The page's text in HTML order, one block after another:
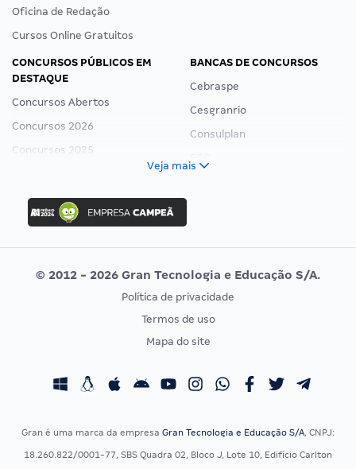
Oficina de Redação
Cursos Online Gratuitos
CONCURSOS PÚBLICOS EM
DESTAQUE
Concursos Abertos
Concursos 2026
Concursos 2025
Concurso Ibama
Concurso MPU
Editais publicados
BANCAS DE CONCURSOS
Cebraspe
Cesgranrio
Consulplan
Vunesp
CONCURSOS POR PROFISSÃO
Concursos Fiscais
EXAME DE ORDEM
Calendário OAB
Veja mais
© 2012 - 2026 Gran Tecnologia e Educação S/A.
Política de privacidade
Termos de uso
Mapa do site
Gran é uma marca da empresa Gran Tecnologia e Educação S/A, CNPJ:
18.260.822/0001-77, SBS Quadra 02, Bloco J, Lote 10, Edifício Carlton